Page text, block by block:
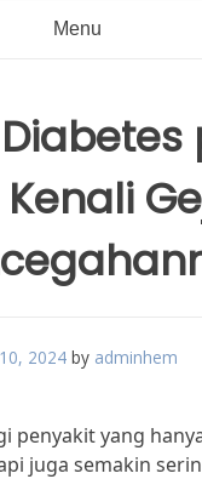
Menu
2024 by adminhem
penyakit yang
juga semakin